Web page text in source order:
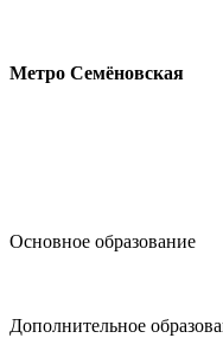
Метро Семёновская
Основное образование
Дополнительное